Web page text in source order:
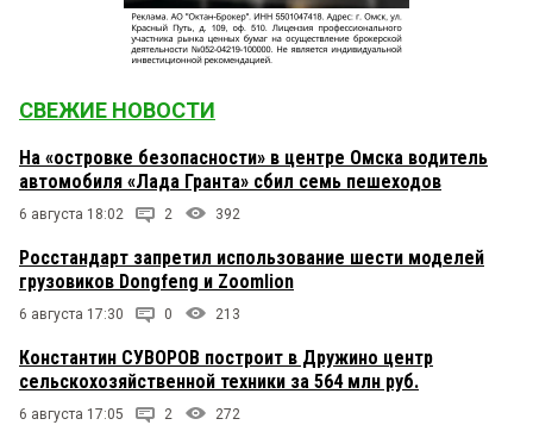
СВЕЖИЕ НОВОСТИ
На «островке безопасности» в центре Омска водитель
автомобиля «Лада Гранта» сбил семь пешеходов
6 августа 18:02 2 392
Росстандарт запретил использование шести моделей
грузовиков Dongfeng и Zoomlion
6 августа 17:30 0 213
Константин СУВОРОВ построит в Дружино центр
сельскохозяйственной техники за 564 млн руб.
6 августа 17:05 2 272